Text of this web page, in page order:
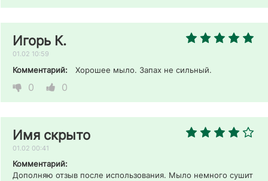
Игорь К.
01.02 10:59
Комментарий: Хорошее мыло. Запах не сильный.
0 0
Имя скрыто
01.02 00:41
Комментарий:
Дополняю отзыв после использования. Мыло немного сушит